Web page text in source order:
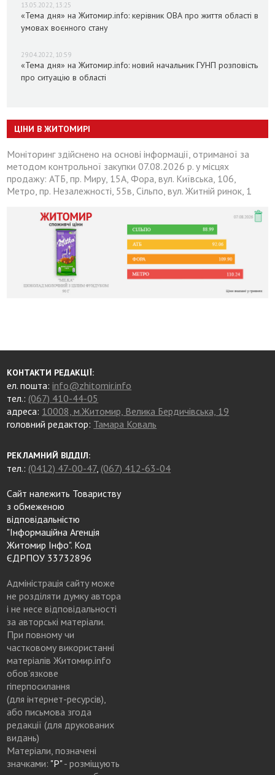
13.05.2022, 13:25
«Тема дня» на Житомир.info: керівник ОВА про життя області в
умовах воєнного стану
29.04.2022, 10:59
«Тема дня» на Житомир.info: новий начальник ГУНП розповість
про ситуацію в області
ЦІНИ В ЖИТОМИРІ
Моніторинг здійснено на основі інформації, отриманої за
методом контрольної закупки 07.08.2026 р. у місцях
продажу: АТБ, пр. Миру, 15А, Фора, вул. Київська, 106,
Метро, пр. Незалежності, 55в, Сільпо, вул. Житній ринок, 1
КОНТАКТИ РЕДАКЦІЇ:
ел. пошта:info@zhitomir.info
тел.: (067) 410-44-05
адреса: 10008, м.Житомир, Велика Бердичівська, 19
головний редактор: Тамара Коваль
РЕКЛАМНИЙ ВІДДІЛ:
тел.: (0412) 47-00-47, (067) 412-63-04
Сайт належить Товариству
з обмеженою
відповідальністю
"Інформаційна Агенція
Житомир Інфо". Код
ЄДРПОУ 33732896
Адміністрація сайту може
не розділяти думку автора
і не несе відповідальності
за авторські матеріали.
При повному чи
частковому використанні
матеріалів Житомир.info
обов’язкове
гіперпосилання
(для інтернет-ресурсів),
або письмова згода
редакції (для друкованих
видань)
Матеріали, позначені
значками: "Р"- розміщують